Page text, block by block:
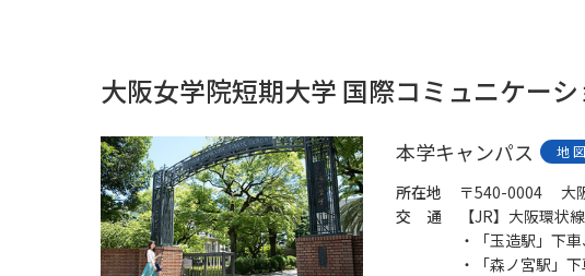
大阪女学院短期大学 国際コミュニケー
本学キャンパス 地 図
所在地
〒540-0004 大
交 通
【JR】大阪環状線
・「玉造駅」下
・「森ノ宮駅」